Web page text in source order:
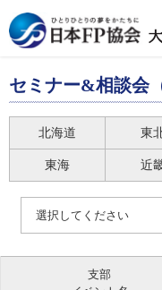
セミナー&相談会
北海道 東
東海 近
選択してください
支部